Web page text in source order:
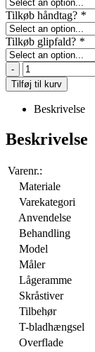
Tilkøb håndtag? *
Tilkøb glipfald? *
-
Tilføj til kurv
Beskrivelse
Beskrivelse
Varenr.:
Materiale
Varekategori
Anvendelse
Behandling
Model
Måler
Lågeramme
Skråstiver
Tilbehør
T-bladhængsel
Overflade